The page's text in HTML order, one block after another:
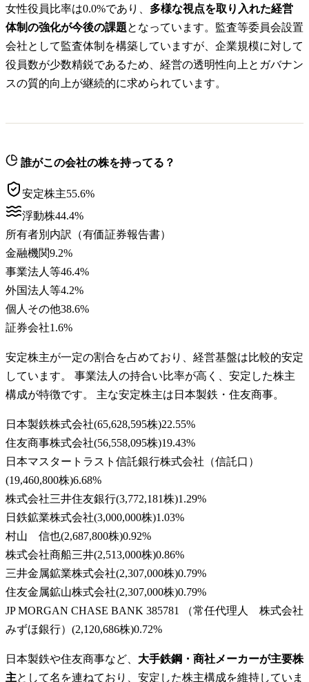
女性役員比率は0.0%であり、 多様な視点を取り入れた経営
体制の強化が今後の課題となっています。監査等委員会設置
会社として監査体制を構築していますが、企業規模に対して
役員数が少数精鋭であるため、経営の透明性向上とガバナン
スの質的向上が継続的に求められています。
誰がこの会社の株を持ってる？
安定株主55.6%
浮動株44.4%
所有者別内訳（有価証券報告書）
金融機関9.2%
事業法人等46.4%
外国法人等4.2%
個人その他38.6%
証券会社1.6%
安定株主が一定の割合を占めており、経営基盤は比較的安定
しています。 事業法人の持合い比率が高く、安定した株主
構成が特徴です。 主な安定株主は日本製鉄・住友商事。
日本製鉄株式会社(65,628,595株)22.55%
住友商事株式会社(56,558,095株)19.43%
日本マスタートラスト信託銀行株式会社（信託口）
(19,460,800株)6.68%
株式会社三井住友銀行(3,772,181株)1.29%
日鉄鉱業株式会社(3,000,000株)1.03%
村山 信也(2,687,800株)0.92%
株式会社商船三井(2,513,000株)0.86%
三井金属鉱業株式会社(2,307,000株)0.79%
住友金属鉱山株式会社(2,307,000株)0.79%
JP MORGAN CHASE BANK 385781 （常任代理人 株式会社
みずほ銀行） (2,120,686株)0.72%
日本製鉄や住友商事など、 大手鉄鋼・商社メーカーが主要株
主として名を連ねており、安定した株主構成を維持していま